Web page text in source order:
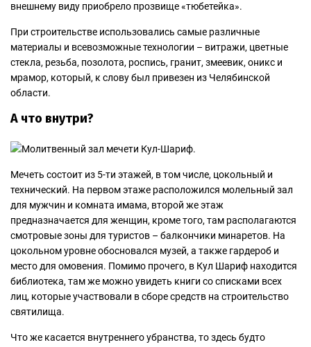
внешнему виду приобрело прозвище «тюбетейка».
При строительстве использовались самые различные
материалы и всевозможные технологии – витражи, цветные
стекла, резьба, позолота, роспись, гранит, змеевик, оникс и
мрамор, который, к слову был привезен из Челябинской
области.
А что внутри?
Мечеть состоит из 5-ти этажей, в том числе, цокольный и
технический. На первом этаже расположился молельный зал
для мужчин и комната имама, второй же этаж
предназначается для женщин, кроме того, там располагаются
смотровые зоны для туристов – балкончики минаретов. На
цокольном уровне обосновался музей, а также гардероб и
место для омовения. Помимо прочего, в Кул Шариф находится
библиотека, там же можно увидеть книги со списками всех
лиц, которые участвовали в сборе средств на строительство
святилища.
Что же касается внутреннего убранства, то здесь будто